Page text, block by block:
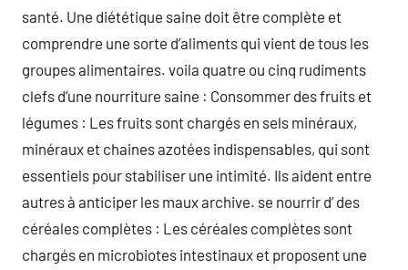
santé. Une diététique saine doit être complète et
comprendre une sorte d’aliments qui vient de tous les
groupes alimentaires. voila quatre ou cinq rudiments
clefs d’une nourriture saine : Consommer des fruits et
légumes : Les fruits sont chargés en sels minéraux,
minéraux et chaines azotées indispensables, qui sont
essentiels pour stabiliser une intimité. Ils aident entre
autres à anticiper les maux archive. se nourrir d’ des
céréales complètes : Les céréales complètes sont
chargés en microbiotes intestinaux et proposent une